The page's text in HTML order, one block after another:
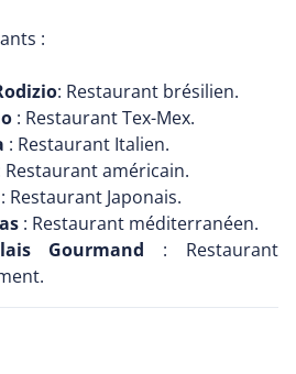
:
: Restaurant brésilien.
: Restaurant Tex-Mex.
: Restaurant Italien.
Restaurant américain.
: Restaurant Japonais.
: Restaurant méditerranéen.
Gourmand : Restaurant